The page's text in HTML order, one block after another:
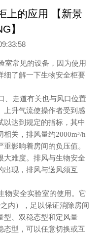
上的应用 【新景
】
室常见的设备，因为使用
细了解一下生物安全柜要
、走道有关也与风口位置
上升气流使操作者受到感
以达到规定的指标，其中
相关，排风量约2000m³/h
影响着房间的负压值。
大难度。排风与生物安全
出现，排风与送风须互
物安全实验室的使用。它
内），足以保证消除房间
型、双稳态型和定风量
态型，可以任意切换或互